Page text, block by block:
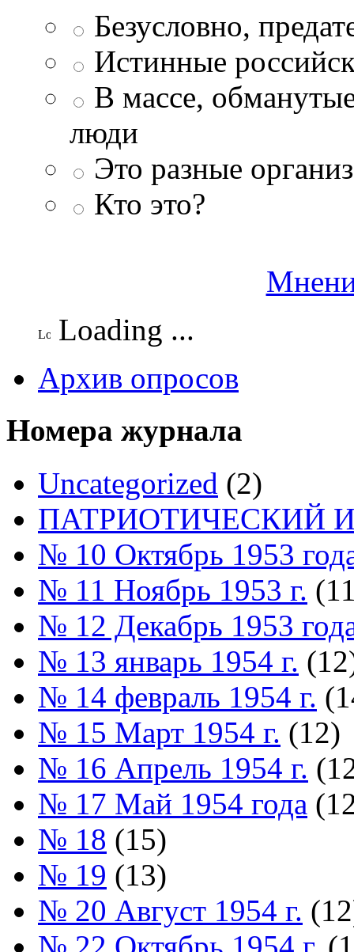
Безусловно,
Истинные
В массе,
люди
Это разные
Кто это?
Loading ...
Архив опросов
Номера журнала
Uncategorized (2)
ПАТРИОТИЧЕСКИЙ
№ 10 Октябрь 1953
№ 11 Ноябрь 1953 г.
№ 12 Декабрь 1953
№ 13 январь 1954 г.
№ 14 февраль 1954 г.
№ 15 Март 1954 г. (12)
№ 16 Апрель 1954 г.
№ 17 Май 1954 года
№ 18 (15)
№ 19 (13)
№ 20 Август 1954 г.